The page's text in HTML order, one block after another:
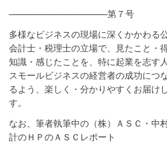
────────────────第７号
多様なビジネスの現場に深くかかわる
会計士・税理士の立場で、見たこと・
知識・感じたことを、特に起業を志す
スモールビジネスの経営者の成功につ
るよう、楽しく・分かりやすくお届け
す。
なお、筆者執筆中の（株）ＡＳＣ・中
計のＨＰのＡＳＣレポート